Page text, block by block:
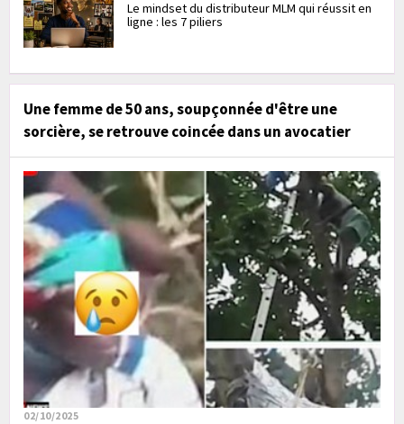
Le mindset du distributeur MLM qui réussit en
ligne : les 7 piliers
Une femme de 50 ans, soupçonnée d'être une
sorcière, se retrouve coincée dans un avocatier
02/10/2025